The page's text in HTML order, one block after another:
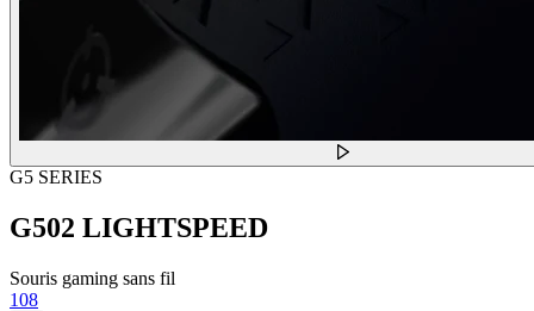
G5 SERIES
G502 LIGHTSPEED
Souris gaming sans fil
108